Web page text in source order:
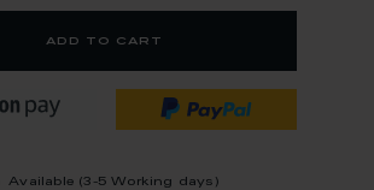
add to cart
Available (3-5 Working days)